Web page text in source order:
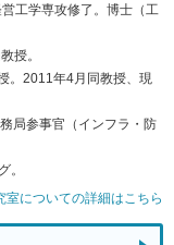
工学専攻修了。博士（工
授。
。2011年4月同教授、現
局参事官（インフラ・防
。
についての詳細はこちら